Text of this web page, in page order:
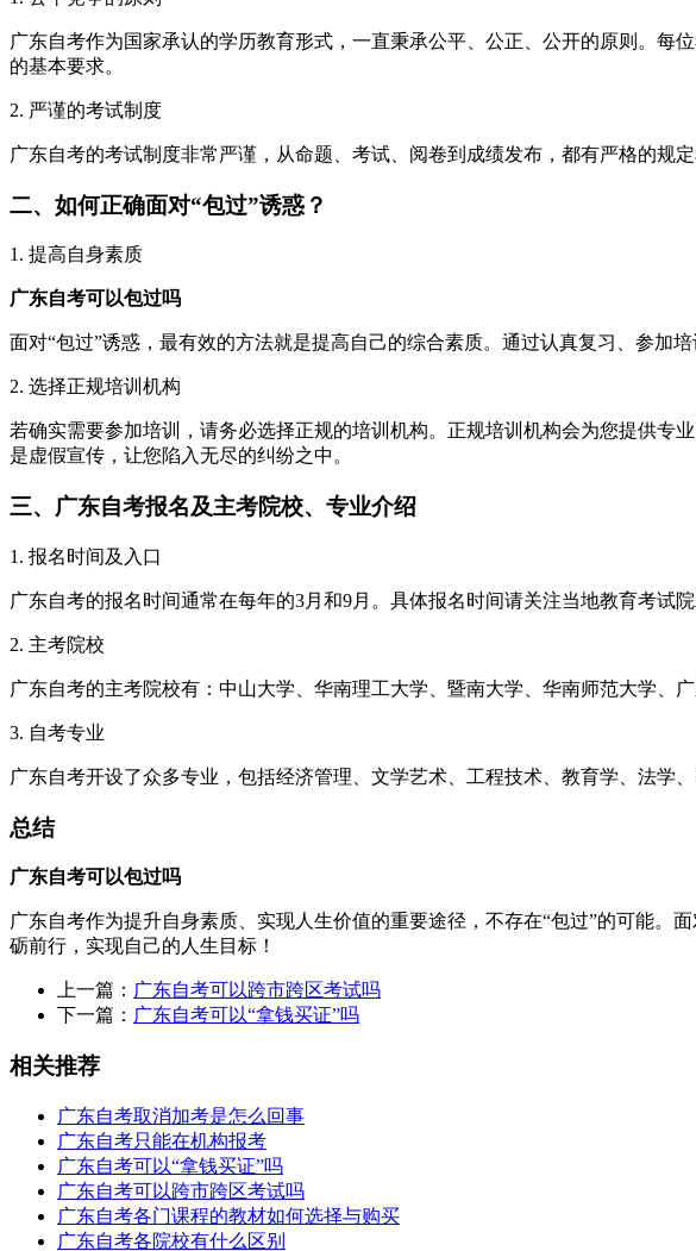
广东自考作为国家承认的学历教育形式，一直秉承公平、公正、公开的原则。每
的基本要求。
2. 严谨的考试制度
广东自考的考试制度非常严谨，从命题、考试、阅卷到成绩发布，都有严格的规
二、如何正确面对“包过”诱惑？
1. 提高自身素质
广东自考可以包过吗
面对“包过”诱惑，最有效的方法就是提高自己的综合素质。通过认真复习、参加
2. 选择正规培训机构
若确实需要参加培训，请务必选择正规的培训机构。正规培训机构会为您提供专
是虚假宣传，让您陷入无尽的纠纷之中。
三、广东自考报名及主考院校、专业介绍
1. 报名时间及入口
广东自考的报名时间通常在每年的3月和9月。具体报名时间请关注当地教育考试
2. 主考院校
广东自考的主考院校有：中山大学、华南理工大学、暨南大学、华南师范大学、
3. 自考专业
广东自考开设了众多专业，包括经济管理、文学艺术、工程技术、教育学、法学
总结
广东自考可以包过吗
广东自考作为提升自身素质、实现人生价值的重要途径，不存在“包过”的可能。
砺前行，实现自己的人生目标！
上一篇： 广东自考可以跨市跨区考试吗
下一篇： 广东自考可以“拿钱买证”吗
相关推荐
广东自考取消加考是怎么回事
广东自考只能在机构报考
广东自考可以“拿钱买证”吗
广东自考可以跨市跨区考试吗
广东自考各门课程的教材如何选择与购买
广东自考各院校有什么区别